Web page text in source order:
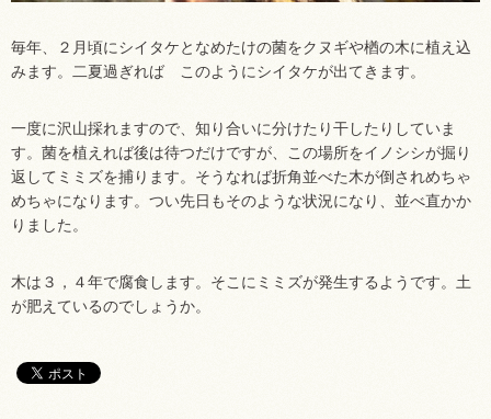
毎年、２月頃にシイタケとなめたけの菌をクヌギや楢の木に植え込
みます。二夏過ぎれば このようにシイタケが出てきます。
一度に沢山採れますので、知り合いに分けたり干したりしていま
す。菌を植えれば後は待つだけですが、この場所をイノシシが掘り
返してミミズを捕ります。そうなれば折角並べた木が倒されめちゃ
めちゃになります。つい先日もそのような状況になり、並べ直かか
りました。
木は３，４年で腐食します。そこにミミズが発生するようです。土
が肥えているのでしょうか。